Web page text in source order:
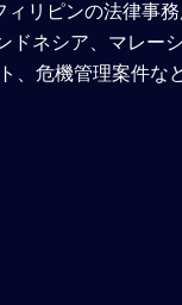
リピンの法律事
ネシア、マレー
、危機管理案件な